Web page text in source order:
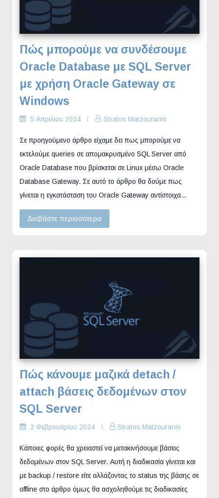
Πώς μπορούμε να συνδέσουμε
Oracle Database με SQL Server
με χρήση Oracle Gateway σε
Windows
5 Απριλίου 2024 Stratos Matzouranis
Σε προηγούμενο άρθρο είχαμε δει πως μπορούμε να
εκτελούμε queries σε απομακρυσμένο SQL Server από
Oracle Database που βρίσκεται σε Linux μέσω Oracle
Database Gateway. Σε αυτό το άρθρο θα δούμε πως
γίνεται η εγκατάσταση του Oracle Gateway αντίστοιχα…
Διαβάστε περισσότερα
Πώς κάνουμε μαζικά detach /
attach βάσεις δεδομένων στον
SQL Server
2 Φεβρουαρίου 2024 Stratos Matzouranis
Κάποιες φορές θα χρειαστεί να μετακινήσουμε βάσεις
δεδομένων στον SQL Server. Αυτή η διαδικασία γίνεται και
με backup / restore είτε αλλάζοντας το status της βάσης σε
offline στο άρθρο όμως θα ασχοληθούμε τις διαδικασίες